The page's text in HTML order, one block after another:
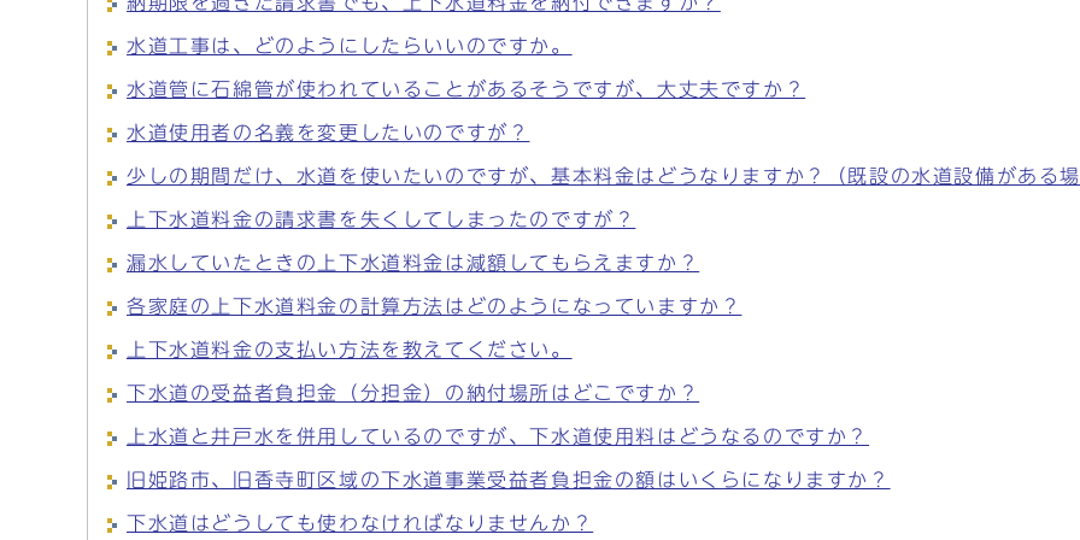
水道工事は、どのようにしたらいいのですか。
水道管に石綿管が使われていることがあるそうですが、大丈夫ですか？
水道使用者の名義を変更したいのですが？
少しの期間だけ、水道を使いたいのですが、基本料金はどうなりますか？（既設の水道設備がある
上下水道料金の請求書を失くしてしまったのですが？
漏水していたときの上下水道料金は減額してもらえますか？
各家庭の上下水道料金の計算方法はどのようになっていますか？
上下水道料金の支払い方法を教えてください。
下水道の受益者負担金（分担金）の納付場所はどこですか？
上水道と井戸水を併用しているのですが、下水道使用料はどうなるのですか？
旧姫路市、旧香寺町区域の下水道事業受益者負担金の額はいくらになりますか？
下水道はどうしても使わなければなりませんか？